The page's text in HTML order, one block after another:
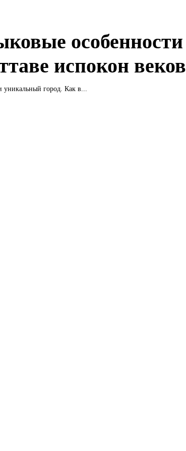
особенности
испокон веков
уникальный город. Как в...